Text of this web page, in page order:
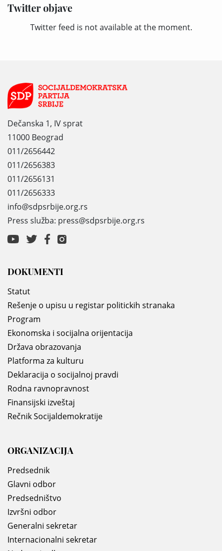
Twitter objave
Twitter feed is not available at the moment.
Dečanska 1, IV sprat
11000 Beograd
011/2656442
011/2656383
011/2656131
011/2656333
info@sdpsrbije.org.rs
Press služba: press@sdpsrbije.org.rs
DOKUMENTI
Statut
Rešenje o upisu u registar politickih stranaka
Program
Ekonomska i socijalna orijentacija
Država obrazovanja
Platforma za kulturu
Deklaracija o socijalnoj pravdi
Rodna ravnopravnost
Finansijski izveštaj
Rečnik Socijaldemokratije
ORGANIZACIJA
Predsednik
Glavni odbor
Predsedništvo
Izvršni odbor
Generalni sekretar
Internacionalni sekretar